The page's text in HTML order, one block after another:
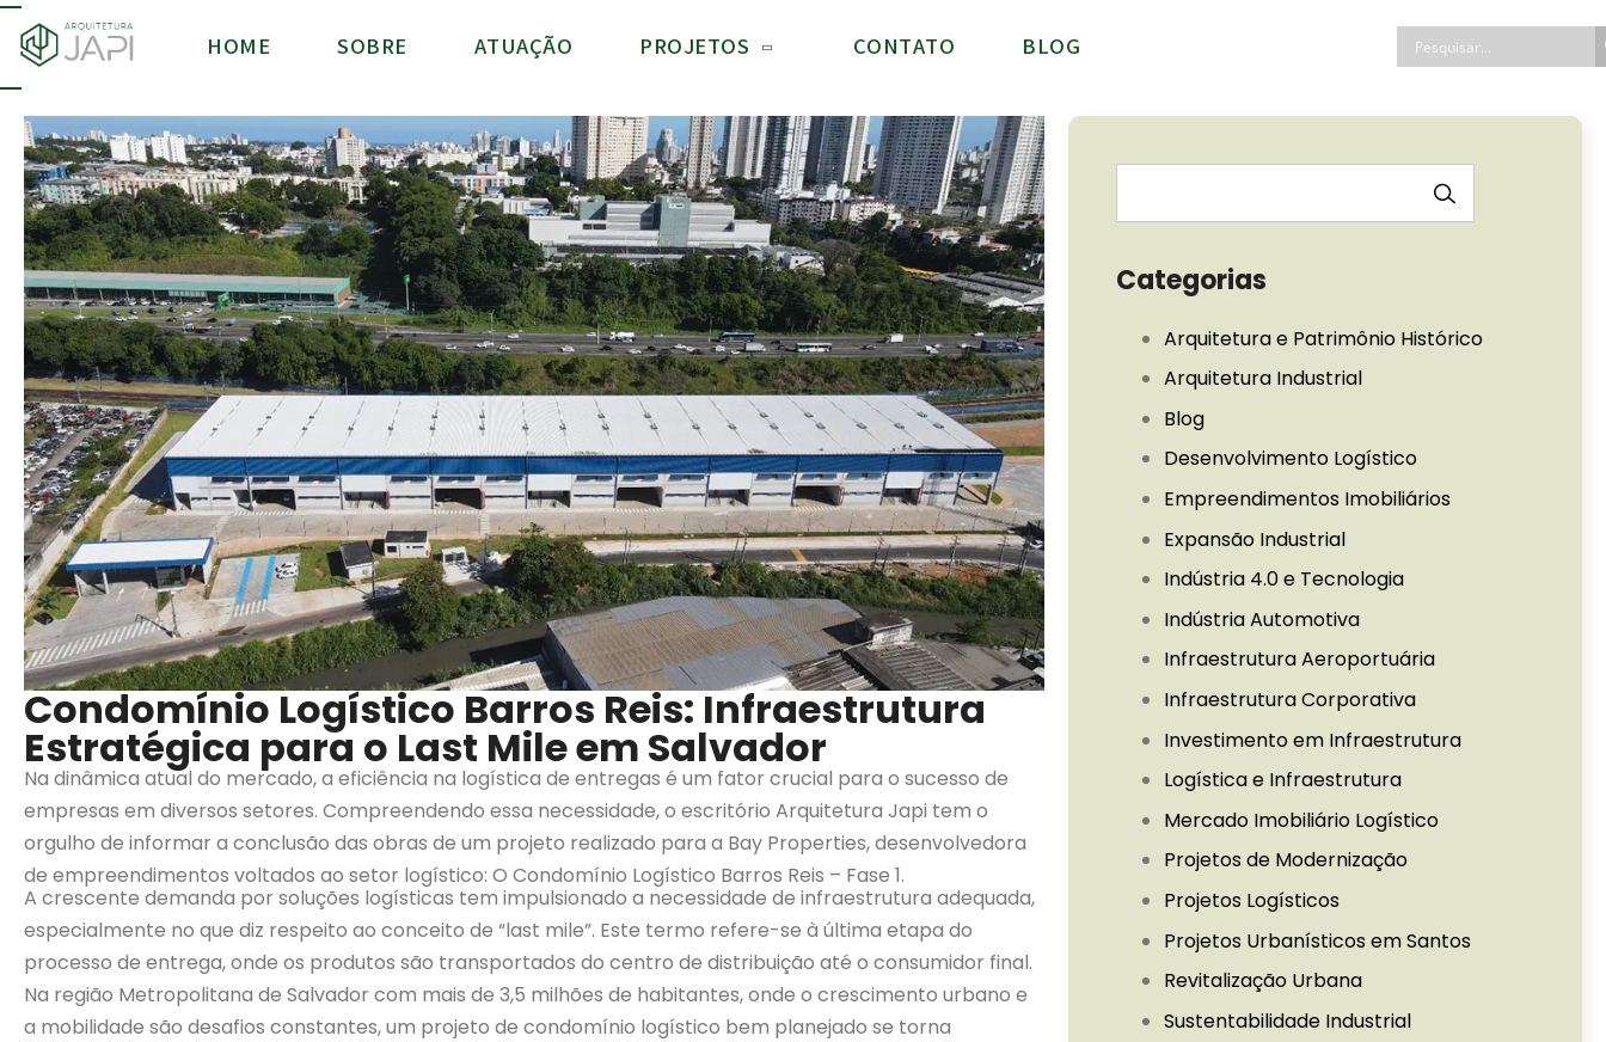
HOME SOBRE ATUAÇÃO PROJETOS CONTATO BLOG
Condomínio Logístico Barros Reis: Infraestrutura
Estratégica para o Last Mile em Salvador
Na dinâmica atual do mercado, a eficiência na logística de entregas é um fator crucial para o sucesso de
empresas em diversos setores. Compreendendo essa necessidade, o escritório Arquitetura Japi tem o
orgulho de informar a conclusão das obras de um projeto realizado para a Bay Properties, desenvolvedora
de empreendimentos voltados ao setor logístico: O Condomínio Logístico Barros Reis – Fase 1.
A crescente demanda por soluções logísticas tem impulsionado a necessidade de infraestrutura adequada,
especialmente no que diz respeito ao conceito de “last mile”. Este termo refere-se à última etapa do
processo de entrega, onde os produtos são transportados do centro de distribuição até o consumidor final.
Na região Metropolitana de Salvador com mais de 3,5 milhões de habitantes, onde o crescimento urbano e
a mobilidade são desafios constantes, um projeto de condomínio logístico bem planejado se torna
Categorias
Arquitetura e Patrimônio Histórico
Arquitetura Industrial
Blog
Desenvolvimento Logístico
Empreendimentos Imobiliários
Expansão Industrial
Indústria 4.0 e Tecnologia
Indústria Automotiva
Infraestrutura Aeroportuária
Infraestrutura Corporativa
Investimento em Infraestrutura
Logística e Infraestrutura
Mercado Imobiliário Logístico
Projetos de Modernização
Projetos Logísticos
Projetos Urbanísticos em Santos
Revitalização Urbana
Sustentabilidade Industrial